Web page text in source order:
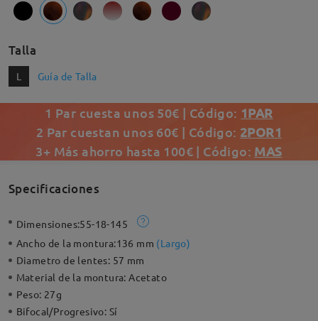
Talla
L Guía de Talla
1 Par cuesta unos 50€ | Código: 1PAR
2 Par cuestan unos 60€ | Código: 2POR1
3+ Más ahorro hasta 100€ | Código: MAS
Specificaciones
Dimensiones:55-18-145
Ancho de la montura:136 mm (Largo)
Diametro de lentes: 57 mm
Material de la montura:Acetato
Peso: 27g
Bifocal/Progresivo: Sí